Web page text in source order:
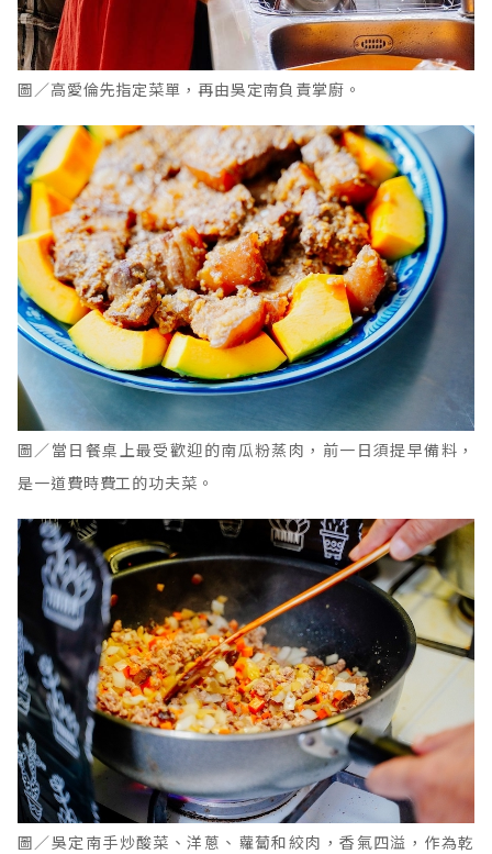
圖／高愛倫先指定菜單，再由吳定南負責掌廚。
圖／當日餐桌上最受歡迎的南瓜粉蒸肉，前一日須提早備料，
是一道費時費工的功夫菜。
圖／吳定南手炒酸菜、洋蔥、蘿蔔和絞肉，香氣四溢，作為乾